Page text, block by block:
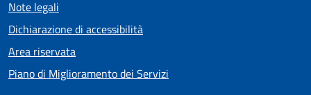
Note legali
Dichiarazione di accessibilità
Area riservata
Piano di Miglioramento dei Servizi